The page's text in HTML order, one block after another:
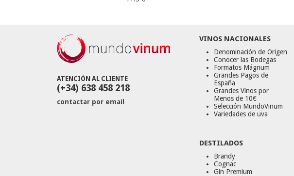
ATENCIÓN AL CLIENTE
(+34) 638 458 218
contactar por email
VINOS NACIONALES
Denominación de Origen
Conocer las Bodegas
Formatos Mágnum
Grandes Pagos de
España
Grandes Vinos por
Menos de 10€
Selección MundoVinum
Variedades de uva
DESTILADOS
Brandy
Cognac
Gin Premium